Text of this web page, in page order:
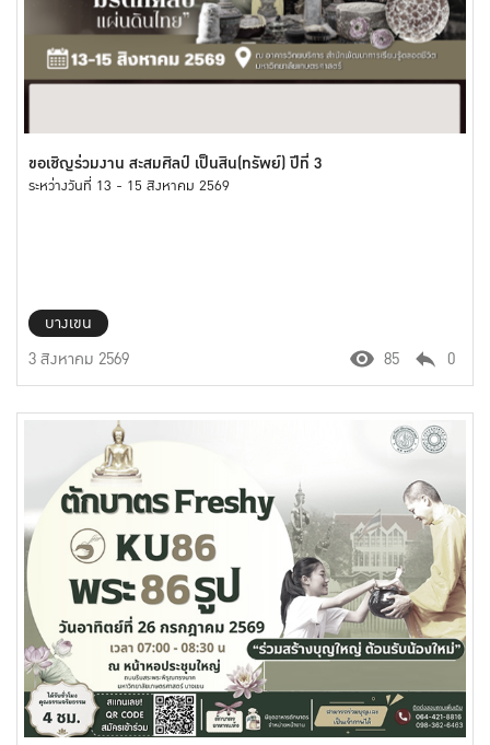
ขอเชิญร่วมงาน สะสมศิลป์ เป็นสิน(ทรัพย์) ปีที่ 3
ระหว่างวันที่ 13 - 15 สิงหาคม 2569
บางเขน
3 สิงหาคม 2569
85 0